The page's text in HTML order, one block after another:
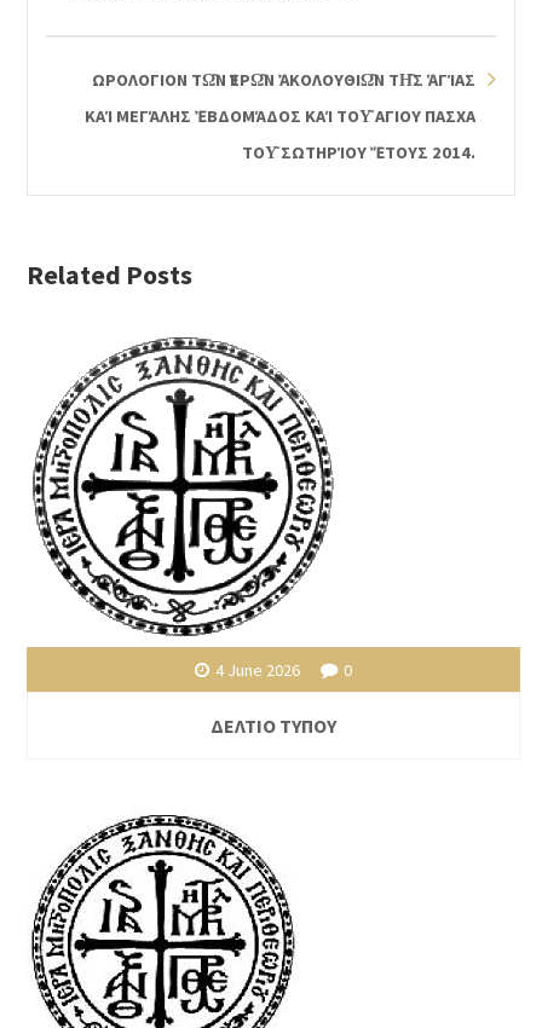
ΩΡΟΛΟΓΙΟΝ ΤΩ͂Ν ἹΕΡΩ͂Ν ἈΚΟΛΟΥΘΙΩ͂Ν ΤΗ͂Σ ἉΓΊΑΣ ΚΑΊ
ΜΕΓΆΛΗΣ ἘΒΔΟΜΆΔΟΣ ΚΑΊ ΤΟΥ͂ ΑΓΙΟΥ ΠΑΣΧΑ ΤΟΥ͂ Σ
ΩΤΗΡΊΟΥ ἜΤΟΥΣ 2014.
Related Posts
4 June 2026 0
ΔΕΛΤΙΟ ΤΥΠΟΥ